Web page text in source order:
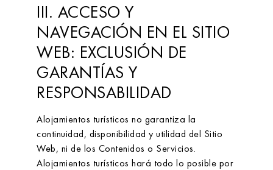
III. ACCESO Y
NAVEGACIÓN EN EL SITIO
WEB: EXCLUSIÓN DE
GARANTÍAS Y
RESPONSABILIDAD
Alojamientos turísticos no garantiza la
continuidad, disponibilidad y utilidad del Sitio
Web, ni de los Contenidos o Servicios.
Alojamientos turísticos hará todo lo posible por